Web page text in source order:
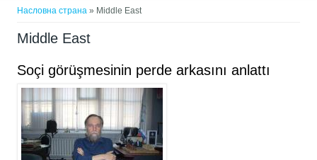
Насловна страна » Middle East
Middle East
Soçi görüşmesinin perde arkasını anlattı